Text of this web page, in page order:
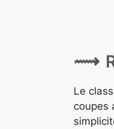
Le
coupes